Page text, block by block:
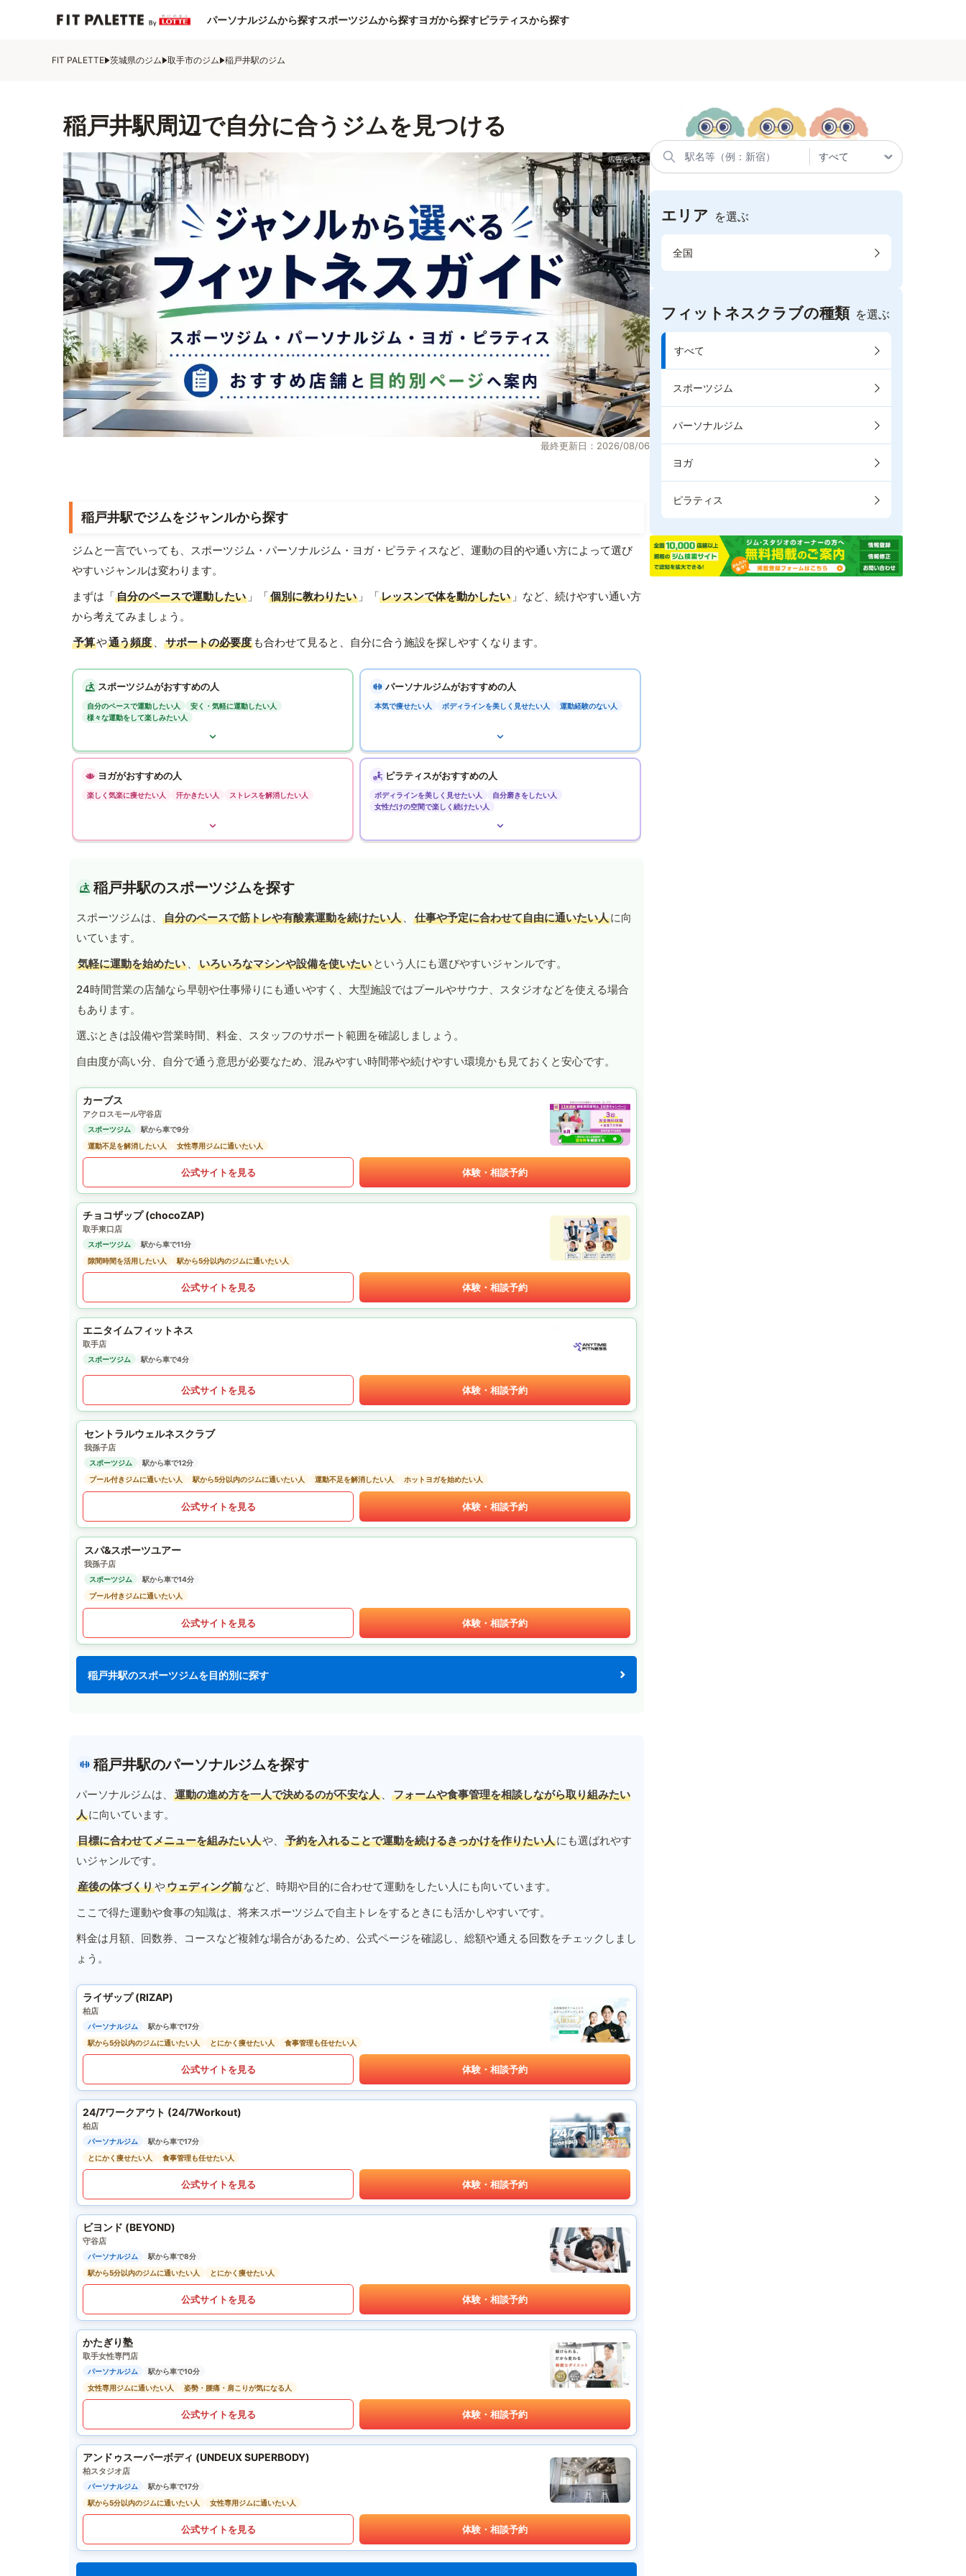
パーソナルジムから探すスポーツジムから探すヨガから探すピラティスから探す
FIT PALETTE 茨城県のジム 取手市のジム 稲戸井駅のジム
稲戸井駅周辺で自分に合うジムを見つける
最終更新日：2026/08/06
稲戸井駅でジムをジャンルから探す
ジムと一言でいっても、スポーツジム・パーソナルジム・ヨガ・ピラティスなど、運動の目的や通い方によって選び
やすいジャンルは変わります。
まずは「自分のペースで運動したい 」「個別に教わりたい 」「レッスンで体を動かしたい 」など、続けやすい通い方
から考えてみましょう。
予算や通う頻度 、 サポートの必要度 も合わせて見ると、自分に合う施設を探しやすくなります。
スポーツジムがおすすめの人
自分のペースで運動したい人
安く・気軽に運動したい人
様々な運動をして楽しみたい人
パーソナルジムがおすすめの人
本気で痩せたい人 ボディラインを美しく見せたい人 運動経験のない人
ヨガがおすすめの人
楽しく気楽に痩せたい人 汗かきたい人 ストレスを解消したい人
ピラティスがおすすめの人
ボディラインを美しく見せたい人
自分磨きをしたい人
女性だけの空間で楽しく続けたい人
稲戸井駅のスポーツジムを探す
スポーツジムは、 自分のペースで筋トレや有酸素運動を続けたい人 、 仕事や予定に合わせて自由に通いたい人に向
いています。
気軽に運動を始めたい 、 いろいろなマシンや設備を使いたい という人にも選びやすいジャンルです。
24時間営業の店舗なら早朝や仕事帰りにも通いやすく、大型施設ではプールやサウナ、スタジオなどを使える場合
もあります。
選ぶときは設備や営業時間、料金、スタッフのサポート範囲を確認しましょう。
自由度が高い分、自分で通う意思が必要なため、混みやすい時間帯や続けやすい環境かも見ておくと安心です。
カーブス
アクロスモール守谷店
スポーツジム
駅から車で9分
運動不足を解消したい人
女性専用ジムに通いたい人
公式サイトを見る 体験・相談予約
チョコザップ (chocoZAP)
取手東口店
スポーツジム
駅から車で11分
隙間時間を活用したい人
駅から5分以内のジムに通いたい人
公式サイトを見る 体験・相談予約
エニタイムフィットネス
取手店
スポーツジム 駅から車で4分
公式サイトを見る 体験・相談予約
セントラルウェルネスクラブ
我孫子店
スポーツジム
駅から車で12分
プール付きジムに通いたい人
駅から5分以内のジムに通いたい人 運動不足を解消したい人 ホットヨガを始めたい人
公式サイトを見る 体験・相談予約
スパ&スポーツユアー
我孫子店
スポーツジム
駅から車で14分
プール付きジムに通いたい人
公式サイトを見る 体験・相談予約
稲戸井駅のスポーツジムを目的別に探す
稲戸井駅のパーソナルジムを探す
パーソナルジムは、 運動の進め方を一人で決めるのが不安な人 、
フォームや食事管理を相談しながら取り組みたい
人に向いています。
目標に合わせてメニューを組みたい人や、 予約を入れることで運動を続けるきっかけを作りたい人にも選ばれやす
いジャンルです。
産後の体づくりやウェディング前など、時期や目的に合わせて運動をしたい人にも向いています。
ここで得た運動や食事の知識は、将来スポーツジムで自主トレをするときにも活かしやすいです。
料金は月額、回数券、コースなど複雑な場合があるため、公式ページを確認し、総額や通える回数をチェックしまし
ょう。
ライザップ (RIZAP)
柏店
パーソナルジム
駅から車で17分
駅から5分以内のジムに通いたい人
とにかく痩せたい人 食事管理も任せたい人
公式サイトを見る 体験・相談予約
24/7ワークアウト (24/7Workout)
柏店
パーソナルジム
駅から車で17分
とにかく痩せたい人
食事管理も任せたい人
公式サイトを見る 体験・相談予約
ビヨンド (BEYOND)
守谷店
パーソナルジム
駅から車で8分
駅から5分以内のジムに通いたい人
とにかく痩せたい人
公式サイトを見る 体験・相談予約
かたぎり塾
取手女性専門店
パーソナルジム
駅から車で10分
女性専用ジムに通いたい人
姿勢・腰痛・肩こりが気になる人
公式サイトを見る 体験・相談予約
アンドゥスーパーボディ (UNDEUX SUPERBODY)
柏スタジオ店
パーソナルジム
駅から車で17分
駅から5分以内のジムに通いたい人
女性専用ジムに通いたい人
公式サイトを見る 体験・相談予約
エリア を選ぶ
全国
フィットネスクラブの種類 を選ぶ
すべて
スポーツジム
パーソナルジム
ヨガ
ピラティス